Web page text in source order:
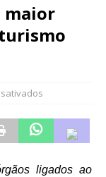
maior
ligados ao